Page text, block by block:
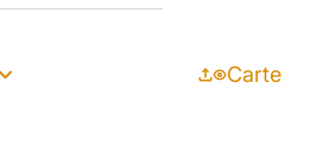
Carte